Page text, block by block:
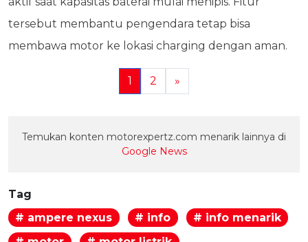
tersebut membantu pengendara tetap bisa
membawa motor ke lokasi charging dengan aman.
1 2 »
Temukan konten motorexpertz.com menarik lainnya di
Google News
Tag
# ampere nexus
# info
# info menarik